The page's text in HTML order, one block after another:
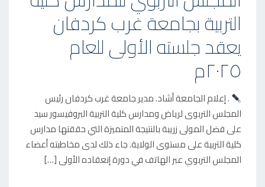
E
D
O
N
التربية بجامعة غرب كردفان
يعقد جلسته الأولى للعام
٢٠٢٥م
. إعلام الجامعة أشاد. مدير جامعة غرب كردفان رئيس
المجلس التربوى لرياض ومدارس كلية التربية البروفيسور سيد
على فضل المولى زريبة بالنتيجة المتميزة التي حققتها مدارس
كلية التربية على مستوى الولاية. جاء ذلك لدى مخاطبته أعضاء
المجلس التربوي عبر الهاتف في دورة إنعقاده الأولى […]